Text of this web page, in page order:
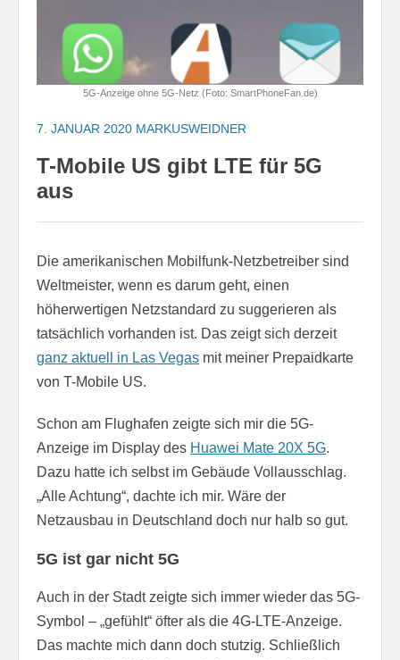
5G-Anzeige ohne 5G-Netz (Foto: SmartPhoneFan.de)
7. JANUAR 2020 MARKUSWEIDNER
T-Mobile US gibt LTE für 5G
aus
Die amerikanischen Mobilfunk-Netzbetreiber sind
Weltmeister, wenn es darum geht, einen
höherwertigen Netzstandard zu suggerieren als
tatsächlich vorhanden ist. Das zeigt sich derzeit
ganz aktuell in Las Vegas mit meiner Prepaidkarte
von T-Mobile US.
Schon am Flughafen zeigte sich mir die 5G-
Anzeige im Display des Huawei Mate 20X 5G.
Dazu hatte ich selbst im Gebäude Vollausschlag.
„Alle Achtung“, dachte ich mir. Wäre der
Netzausbau in Deutschland doch nur halb so gut.
5G ist gar nicht 5G
Auch in der Stadt zeigte sich immer wieder das 5G-
Symbol – „gefühlt“ öfter als die 4G-LTE-Anzeige.
Das machte mich dann doch stutzig. Schließlich